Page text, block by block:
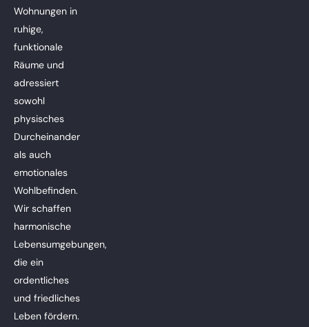
Wohnungen in
ruhige,
funktionale
Räume und
adressiert
sowohl
physisches
Durcheinander
als auch
emotionales
Wohlbefinden.
Wir schaffen
harmonische
Lebensumgebungen,
die ein
ordentliches
und friedliches
Leben fördern.